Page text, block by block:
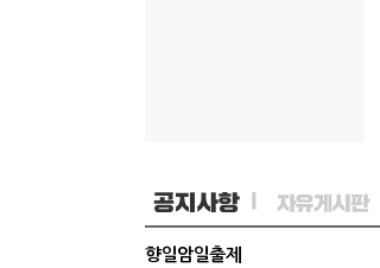
향일암일출제